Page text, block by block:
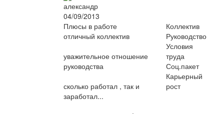
александр
04/09/2013
Плюсы в работе
отличный коллектив
уважительное отношение
руководства
сколько работал , так и
заработал...
Коллектив
Руководство
Условия
труда
Соц.пакет
Карьерный
рост